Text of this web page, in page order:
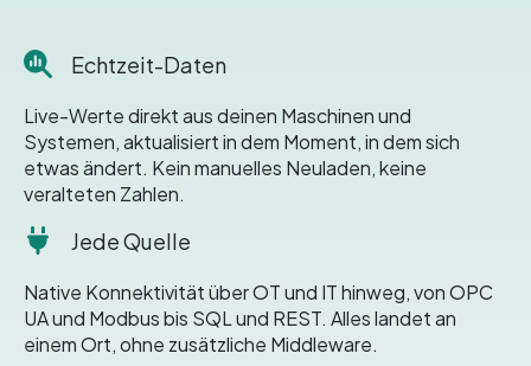
Echtzeit-Daten
Live-Werte direkt aus deinen Maschinen und
Systemen, aktualisiert in dem Moment, in dem sich
etwas ändert. Kein manuelles Neuladen, keine
veralteten Zahlen.
Jede Quelle
Native Konnektivität über OT und IT hinweg, von OPC
UA und Modbus bis SQL und REST. Alles landet an
einem Ort, ohne zusätzliche Middleware.